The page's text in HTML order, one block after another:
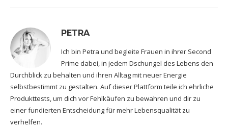
PETRA
Ich bin Petra und begleite Frauen in ihrer Second
Prime dabei, in jedem Dschungel des Lebens den
Durchblick zu behalten und ihren Alltag mit neuer Energie
selbstbestimmt zu gestalten. Auf dieser Plattform teile ich ehrliche
Produkttests, um dich vor Fehlkäufen zu bewahren und dir zu
einer fundierten Entscheidung für mehr Lebensqualität zu
verhelfen.